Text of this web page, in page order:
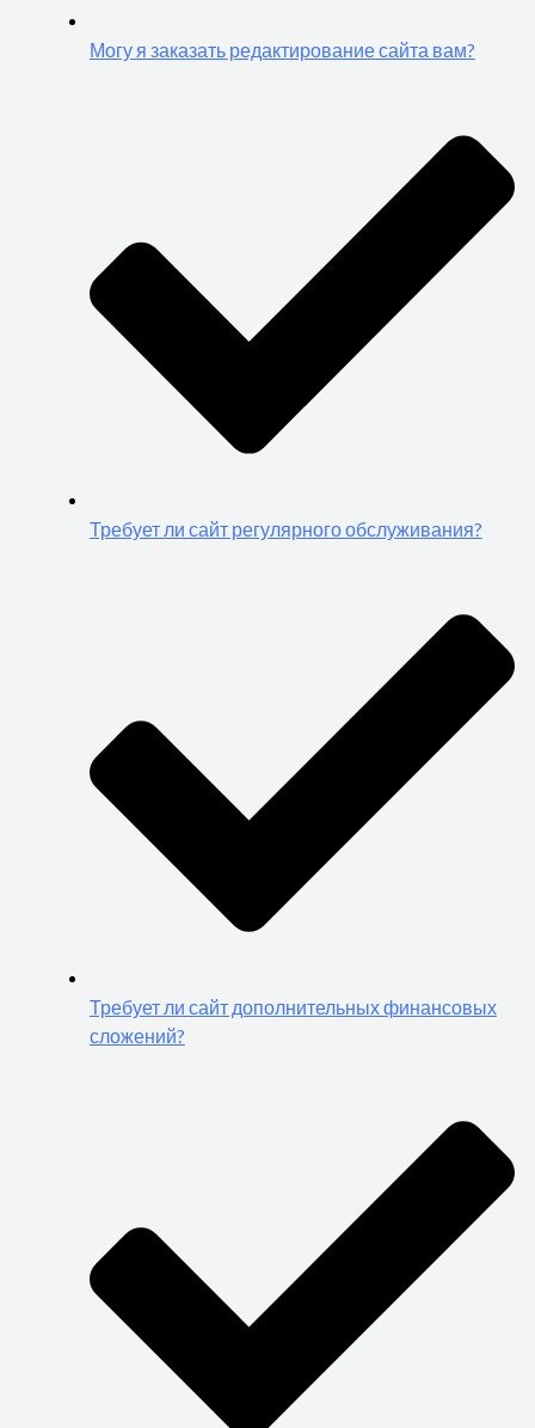
Могу я заказать редактирование сайта вам?
Требует ли сайт регулярного обслуживания?
Требует ли сайт дополнительных финансовых
сложений?